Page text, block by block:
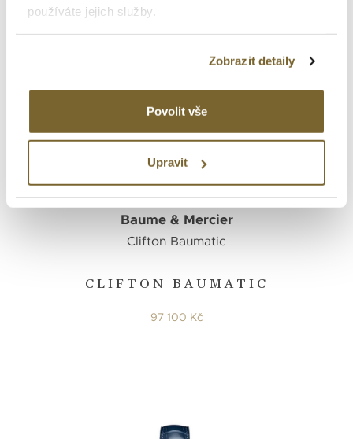
používáte jejich služby.
Zobrazit detaily
Povolit vše
Upravit
CLIFTON BAUMATIC
Baume & Mercier
Clifton Baumatic
97 100 Kč